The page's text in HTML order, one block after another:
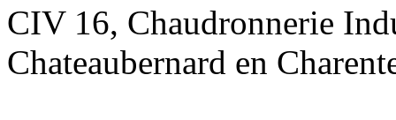
CIV 16, Chaudronnerie
Chateaubernard en